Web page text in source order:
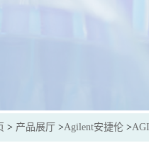
> 产品展厅 >Agilent安捷伦 >